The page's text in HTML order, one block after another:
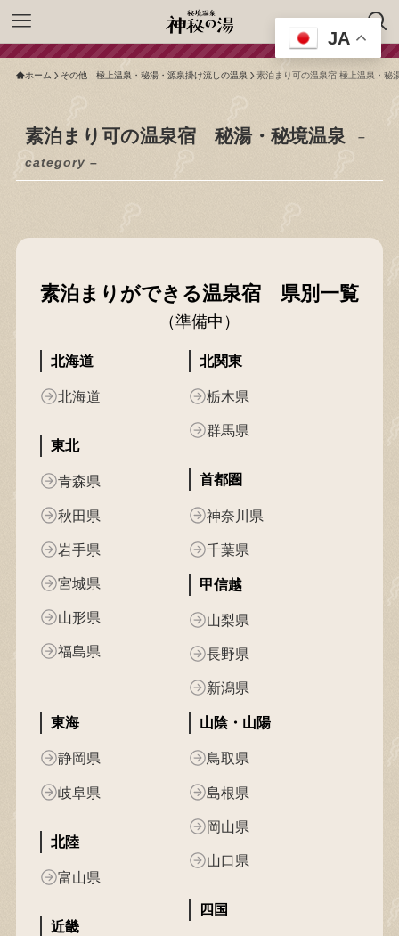
ホーム その他 極上温泉・秘湯・源泉掛け流しの温泉 素泊まり可の温泉宿 極上温泉・秘
素泊まり可の温泉宿 秘湯・秘境温泉
–
category –
素泊まりができる温泉宿 県別一覧
（準備中）
北海道
北海道
東北
青森県
秋田県
岩手県
宮城県
山形県
福島県
北関東
栃木県
群馬県
首都圏
神奈川県
千葉県
甲信越
山梨県
長野県
新潟県
東海
静岡県
岐阜県
北陸
富山県
近畿
山陰・山陽
鳥取県
島根県
岡山県
山口県
四国
JA